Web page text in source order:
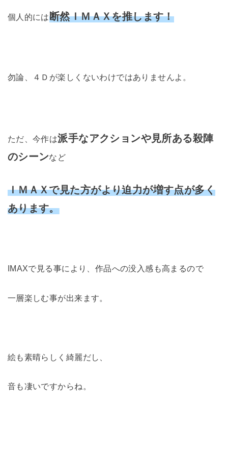
個人的には断然ＩＭＡＸを推します！
勿論、４Ｄが楽しくないわけではありませんよ。
ただ、今作は派手なアクションや見所ある殺陣
のシーンなど
ＩＭＡＸで見た方がより迫力が増す点が多く
あります。
IMAXで見る事により、作品への没入感も高まるので
一層楽しむ事が出来ます。
絵も素晴らしく綺麗だし、
音も凄いですからね。